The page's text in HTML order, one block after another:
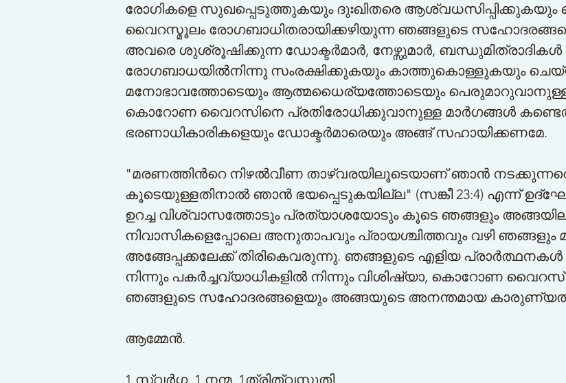
രോഗികളെ സുഖപ്പെടുത്തുകയും ദുഃഖിതരെ
വൈറസ്മൂലം രോഗബാധിതരായിക്കഴിയുന്ന ഞങ്ങളുടെ സഹോദരങ്ങളെ
അവരെ ശുശ്രൂഷിക്കുന്ന ഡോക്ടര്‍മാര്‍, നേഴ്സുമാര്‍, ബന്ധുമിത്രാദികള്‍
രോഗബാധയില്‍നിന്നു സംരക്ഷിക്കുകയും കാത്തുകൊള്ളുകയും
മനോഭാവത്തോടെയും ആത്മധൈര്യത്തോടെയും
കൊറോണ വൈറസിനെ പ്രതിരോധിക്കുവാനുള്ള മാര്‍ഗങ്ങള്‍
ഭരണാധികാരികളെയും ഡോക്ടര്‍മാരെയും അങ്ങ് സഹായിക്കണമേ.
"മരണത്തിന്‍റെ നിഴല്‍വീണ താഴ്വരയിലൂടെയാണ് ഞാന്‍
കൂടെയുള്ളതിനാല്‍ ഞാന്‍ ഭയപ്പെടുകയില്ല" (സങ്കീ 23:4) എന്ന്
ഉറച്ച വിശ്വാസത്തോടും പ്രത്യാശയോടും കൂടെ ഞങ്ങളും
നിവാസികളെപ്പോലെ അനുതാപവും പ്രായശ്ചിത്തവും വഴി ഞങ്ങളും
അങ്ങേപ്പക്കലേക്ക് തിരികെവരുന്നു. ഞങ്ങളുടെ എളിയ
നിന്നും പകര്‍ച്ചവ്യാധികളില്‍ നിന്നും വിശിഷ്യാ, കൊറോണ
ഞങ്ങളുടെ സഹോദരങ്ങളെയും അങ്ങയുടെ അനന്തമായ
ആമ്മേന്‍.
1 സ്വര്‍ഗ്ഗ, 1 നന്മ, 1ത്രിത്വസ്തുതി